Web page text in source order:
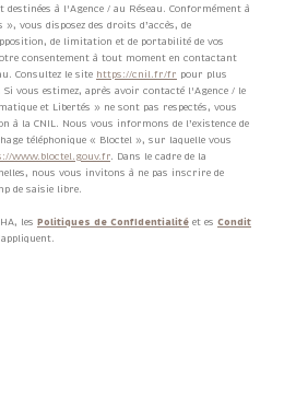
destinées à l'Agence / au Réseau. Conformément à
vous disposez des droits d’accès, de
de limitation et de portabilité de vos
consentement à tout moment en contactant
Consultez le site https://cnil.fr/fr pour plus
vous estimez, après avoir contacté l'Agence / le
et Libertés » ne sont pas respectés, vous
à la CNIL. Nous vous informons de l’existence de
téléphonique « Bloctel », sur laquelle vous
www.bloctel.gouv.fr. Dans le cadre de la
nous vous invitons à ne pas inscrire de
de saisie libre.
les Politiques de Confidentialité et es Condit